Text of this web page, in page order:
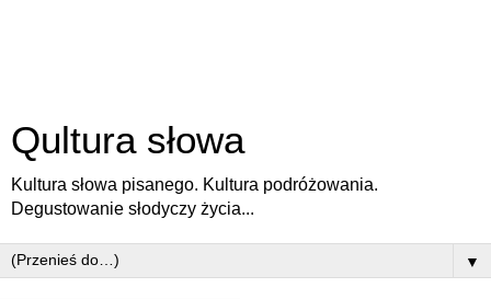
Qultura słowa
Kultura słowa pisanego. Kultura podróżowania.
Degustowanie słodyczy życia...
▼